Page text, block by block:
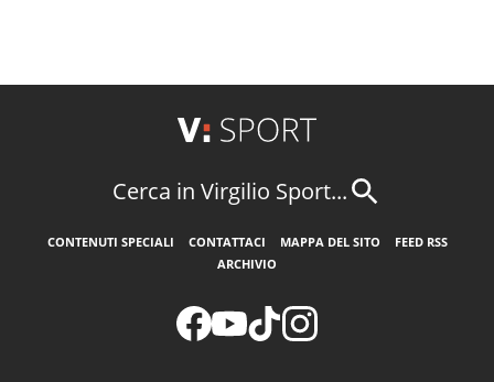
Cerca in Virgilio Sport...
CONTENUTI SPECIALI CONTATTACI MAPPA DEL SITO
FEED RSS
ARCHIVIO